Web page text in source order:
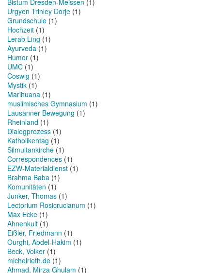
Urgyen Trinley Dorje (1)
Grundschule (1)
Hochzeit (1)
Lerab Ling (1)
Ayurveda (1)
Humor (1)
UMC (1)
Coswig (1)
Mystik (1)
Marihuana (1)
muslimisches Gymnasium (1)
Lausanner Bewegung (1)
Rheinland (1)
Dialogprozess (1)
Katholikentag (1)
Silmultankirche (1)
Correspondences (1)
EZW-Materialdienst (1)
Brahma Baba (1)
Komunitäten (1)
Junker, Thomas (1)
Lectorium Rosicrucianum (1)
Max Ecke (1)
Ahnenkult (1)
Eißler, Friedmann (1)
Ourghi, Abdel-Hakim (1)
Beck, Volker (1)
michelrieth.de (1)
Ahmad, Mirza Ghulam (1)